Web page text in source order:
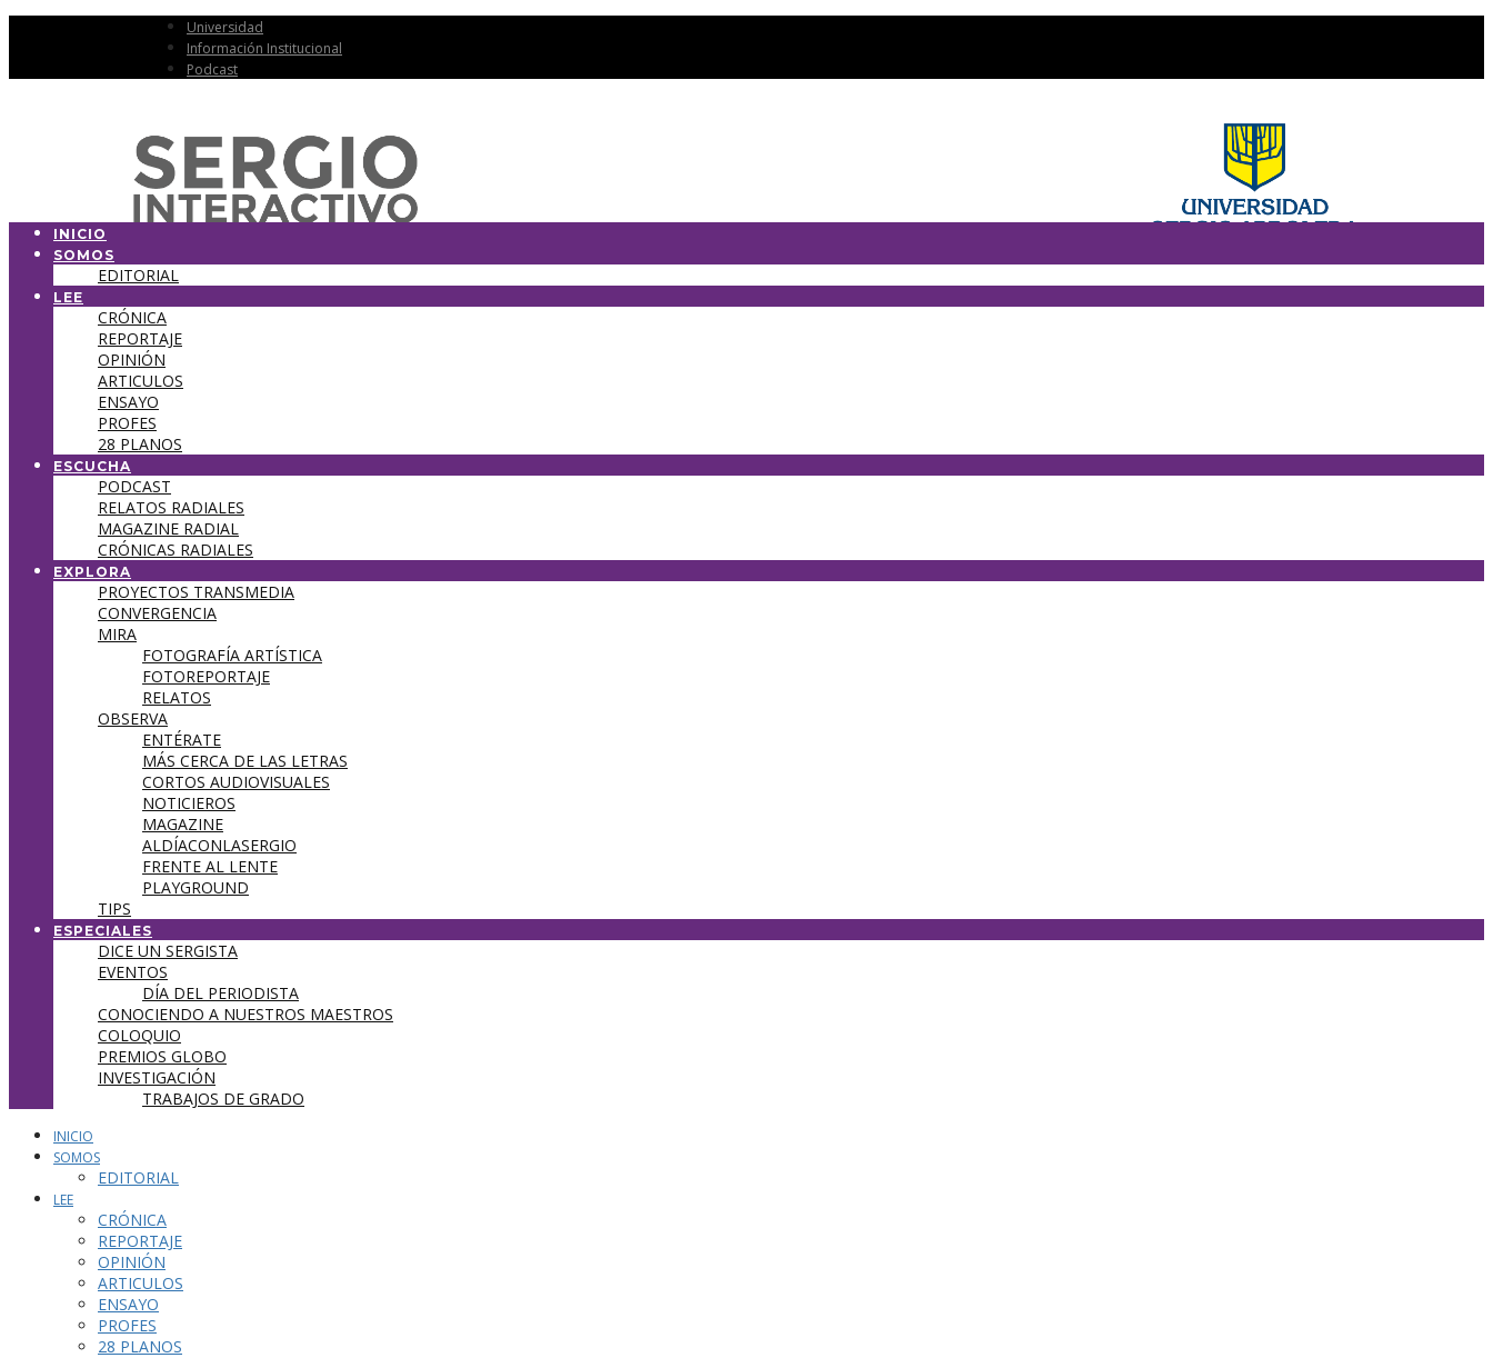
Universidad
Información Institucional
Podcast
INICIO
SOMOS
EDITORIAL
LEE
CRÓNICA
REPORTAJE
OPINIÓN
ARTICULOS
ENSAYO
PROFES
28 PLANOS
ESCUCHA
PODCAST
RELATOS RADIALES
MAGAZINE RADIAL
CRÓNICAS RADIALES
EXPLORA
PROYECTOS TRANSMEDIA
CONVERGENCIA
MIRA
FOTOGRAFÍA ARTÍSTICA
FOTOREPORTAJE
RELATOS
OBSERVA
ENTÉRATE
MÁS CERCA DE LAS LETRAS
CORTOS AUDIOVISUALES
NOTICIEROS
MAGAZINE
ALDÍACONLASERGIO
FRENTE AL LENTE
PLAYGROUND
TIPS
ESPECIALES
DICE UN SERGISTA
EVENTOS
DÍA DEL PERIODISTA
CONOCIENDO A NUESTROS MAESTROS
COLOQUIO
PREMIOS GLOBO
INVESTIGACIÓN
TRABAJOS DE GRADO
INICIO
SOMOS
EDITORIAL
LEE
CRÓNICA
REPORTAJE
OPINIÓN
ARTICULOS
ENSAYO
PROFES
28 PLANOS